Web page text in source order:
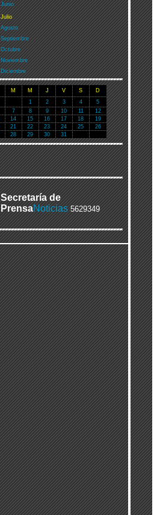
Junio
Julio
Agosto
Septiembre
Octubre
Noviembre
Diciembre
M M J V S
D
1
2 3 4
5
7 8 9 10 11
12
14 15 16 17 18
19
21 22 23 24 25
26
28 29 30 31
Secretaría de
PrensaNoticias 5629349